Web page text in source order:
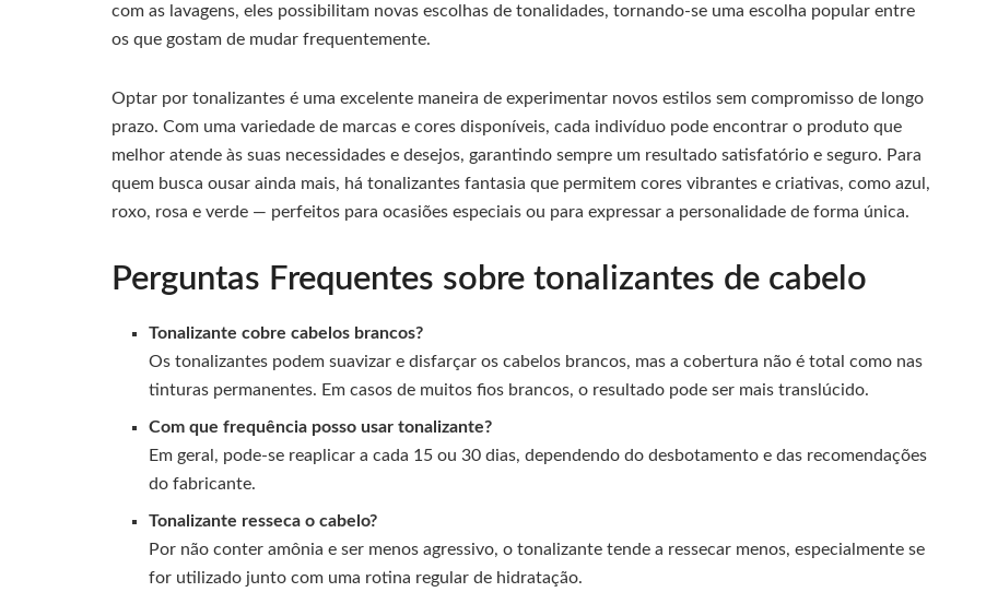
com as lavagens, eles possibilitam novas escolhas de tonalidades, tornando-se uma escolha popular entre
os que gostam de mudar frequentemente.
Optar por tonalizantes é uma excelente maneira de experimentar novos estilos sem compromisso de longo
prazo. Com uma variedade de marcas e cores disponíveis, cada indivíduo pode encontrar o produto que
melhor atende às suas necessidades e desejos, garantindo sempre um resultado satisfatório e seguro. Para
quem busca ousar ainda mais, há tonalizantes fantasia que permitem cores vibrantes e criativas, como azul,
roxo, rosa e verde — perfeitos para ocasiões especiais ou para expressar a personalidade de forma única.
Perguntas Frequentes sobre tonalizantes de cabelo
Tonalizante cobre cabelos brancos?
Os tonalizantes podem suavizar e disfarçar os cabelos brancos, mas a cobertura não é total como nas
tinturas permanentes. Em casos de muitos fios brancos, o resultado pode ser mais translúcido.
Com que frequência posso usar tonalizante?
Em geral, pode-se reaplicar a cada 15 ou 30 dias, dependendo do desbotamento e das recomendações
do fabricante.
Tonalizante resseca o cabelo?
Por não conter amônia e ser menos agressivo, o tonalizante tende a ressecar menos, especialmente se
for utilizado junto com uma rotina regular de hidratação.